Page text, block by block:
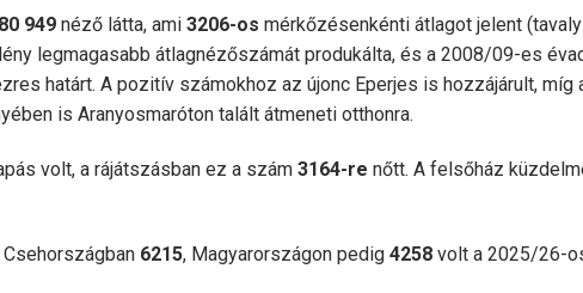
949 néző látta, ami 3206-os mérkőzésenkénti átlagot jelent
legmagasabb átlagnézőszámát produkálta, és a 2008/09-es
határt. A pozitív számokhoz az újonc Eperjes is hozzájárult, míg
is Aranyosmaróton talált átmeneti otthonra.
volt, a rájátszásban ez a szám 3164-re nőtt. A felsőház
6215, Magyarországon pedig 4258 volt a 2025/26-